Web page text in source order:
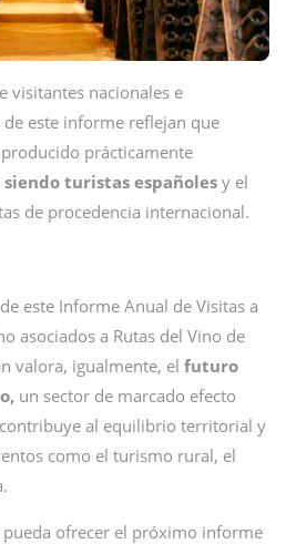
visitantes nacionales e
este informe reflejan que
prácticamente
siendo turistas españoles y el
de procedencia internacional.
este Informe Anual de Visitas a
asociados a Rutas del Vino de
valora, igualmente, el futuro
un sector de marcado efecto
al equilibrio territorial y
como el turismo rural, el
pueda ofrecer el próximo informe